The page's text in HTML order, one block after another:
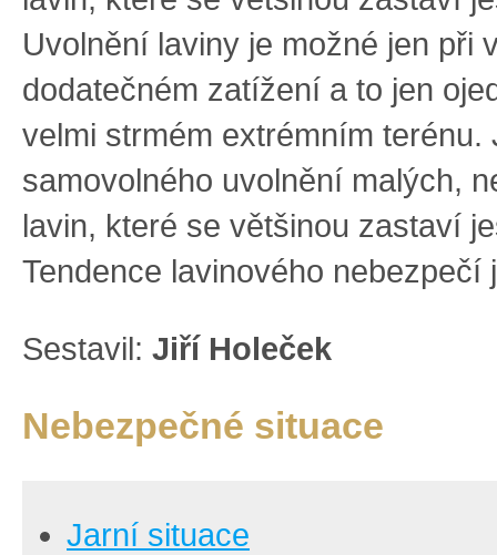
Uvolnění laviny je možné jen při
dodatečném zatížení a to jen
velmi strmém extrémním terénu.
samovolného uvolnění malých,
lavin, které se většinou zastaví
Tendence lavinového nebezpečí
Sestavil: Jiří Holeček
Nebezpečné situace
Jarní situace